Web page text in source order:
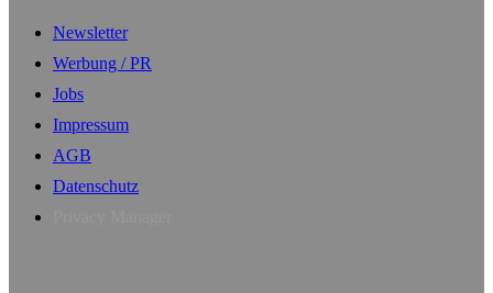
Newsletter
Werbung / PR
Jobs
Impressum
AGB
Datenschutz